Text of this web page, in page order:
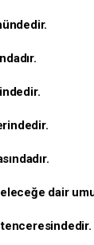
dair